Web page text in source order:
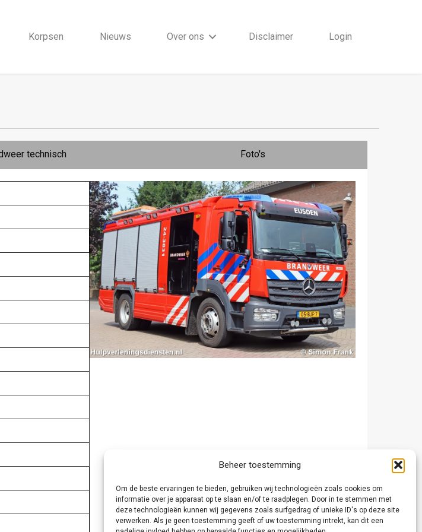
Beheer toestemming
Om de beste ervaringen te bieden, gebruiken wij technologieën zoals cookies om
informatie over je apparaat op te slaan en/of te raadplegen. Door in te stemmen met
deze technologieën kunnen wij gegevens zoals surfgedrag of unieke ID's op deze site
verwerken. Als je geen toestemming geeft of uw toestemming intrekt, kan dit een
Korpsen Nieuws Over ons Disclaimer Login
technisch Foto's